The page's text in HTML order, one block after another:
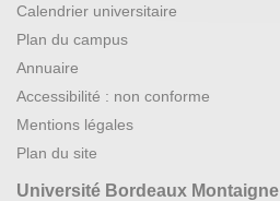
Calendrier universitaire
Plan du campus
Annuaire
Accessibilité : non conforme
Mentions légales
Plan du site
Université Bordeaux Montaigne